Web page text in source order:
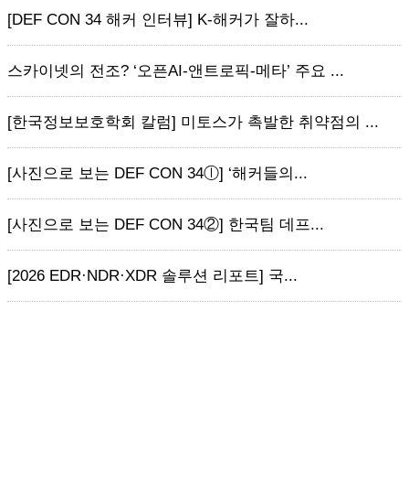
[DEF CON 34 해커 인터뷰] K-해커가 잘하...
스카이넷의 전조? ‘오픈AI-앤트로픽-메타’ 주요 ...
[한국정보보호학회 칼럼] 미토스가 촉발한 취약점의 ...
[사진으로 보는 DEF CON 34ⓛ] ‘해커들의...
[사진으로 보는 DEF CON 34②] 한국팀 데프...
[2026 EDR·NDR·XDR 솔루션 리포트] 국...